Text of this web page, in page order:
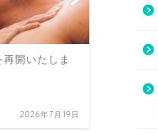
開いたしま
2026年7月19日